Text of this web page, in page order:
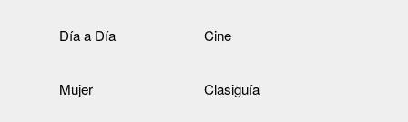
Día a Día Cine
Mujer Clasiguía